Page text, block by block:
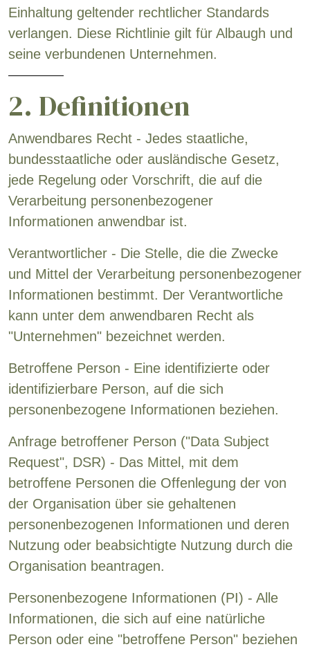
Einhaltung geltender rechtlicher Standards
verlangen. Diese Richtlinie gilt für Albaugh und
seine verbundenen Unternehmen.
2. Definitionen
Anwendbares Recht - Jedes staatliche,
bundesstaatliche oder ausländische Gesetz,
jede Regelung oder Vorschrift, die auf die
Verarbeitung personenbezogener
Informationen anwendbar ist.
Verantwortlicher - Die Stelle, die die Zwecke
und Mittel der Verarbeitung personenbezogener
Informationen bestimmt. Der Verantwortliche
kann unter dem anwendbaren Recht als
"Unternehmen" bezeichnet werden.
Betroffene Person - Eine identifizierte oder
identifizierbare Person, auf die sich
personenbezogene Informationen beziehen.
Anfrage betroffener Person ("Data Subject
Request", DSR) - Das Mittel, mit dem
betroffene Personen die Offenlegung der von
der Organisation über sie gehaltenen
personenbezogenen Informationen und deren
Nutzung oder beabsichtigte Nutzung durch die
Organisation beantragen.
Personenbezogene Informationen (PI) - Alle
Informationen, die sich auf eine natürliche
Person oder eine "betroffene Person" beziehen